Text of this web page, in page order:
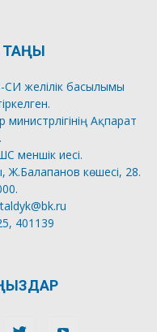
ТАҢЫ
желілік басылымы
Ақпарат
меншік иесі.
көшесі, 28.
401139